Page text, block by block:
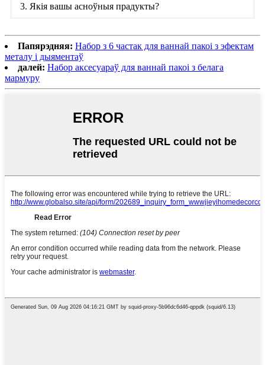
3. Якія вашы асноўныя прадукты?
Папярэдняя: Набор з 6 частак для ваннай пакоі з эфектам
металу і дыяментаў
далей: Набор аксесуараў для ваннай пакоі з белага
мармуру